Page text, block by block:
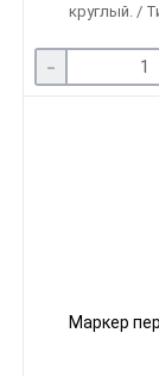
круглый. /
-
Маркер